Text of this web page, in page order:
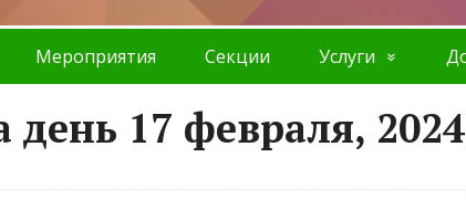
Мероприятия Секции Услуги
день 17 февраля, 2024